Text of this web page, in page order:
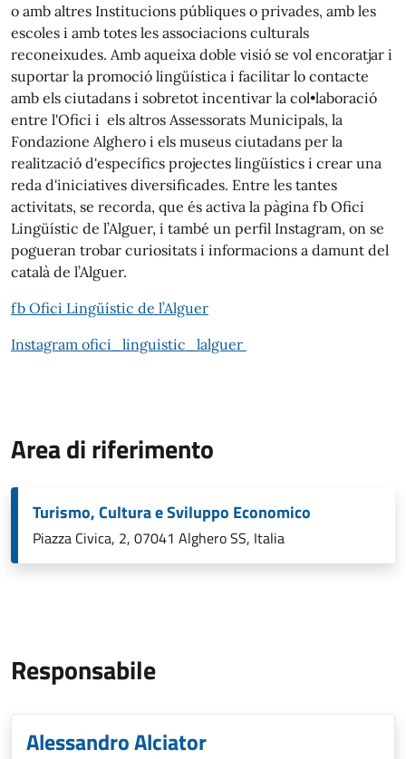
o amb altres Institucions públiques o privades, amb les
escoles i amb totes les associacions culturals
reconeixudes. Amb aqueixa doble visió se vol encoratjar i
suportar la promoció lingüística i facilitar lo contacte
amb els ciutadans i sobretot incentivar la col•laboració
entre l'Ofici i els altros Assessorats Municipals, la
Fondazione Alghero i els museus ciutadans per la
realització d'específics projectes lingüístics i crear una
reda d'iniciatives diversificades. Entre les tantes
activitats, se recorda, que és activa la pàgina fb Ofici
Lingüístic de l’Alguer, i també un perfil Instagram, on se
pogueran trobar curiositats i informacions a damunt del
català de l’Alguer.
fb Ofici Lingüístic de l’Alguer
Instagram ofici_linguistic_lalguer
Area di riferimento
Turismo, Cultura e Sviluppo Economico
Piazza Civica, 2, 07041 Alghero SS, Italia
Responsabile
Alessandro Alciator